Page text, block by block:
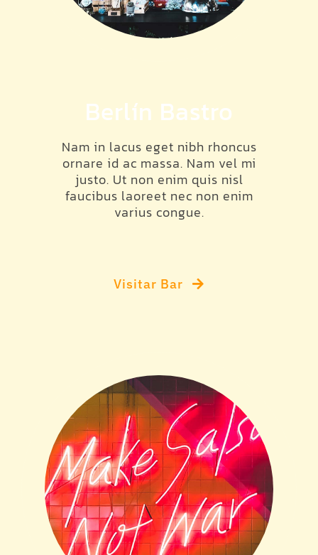
Berlín Bastro
Nam in lacus eget nibh rhoncus
ornare id ac massa. Nam vel mi
justo. Ut non enim quis nisl
faucibus laoreet nec non enim
varius congue.
Visitar Bar